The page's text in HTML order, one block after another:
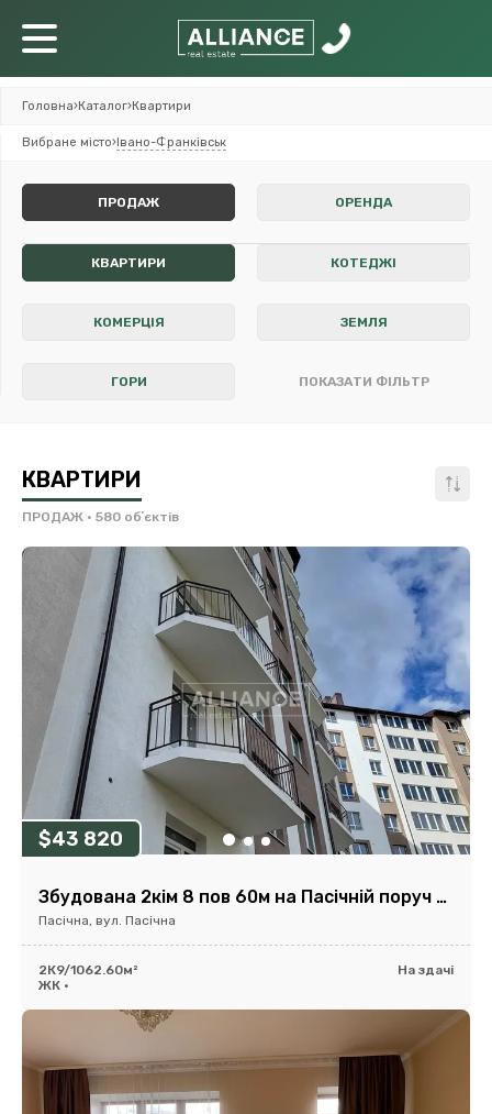
Головна›Каталог›Квартири
Вибране місто›Івано-Франківськ
ПРОДАЖ ОРЕНДА
КВАРТИРИ КОТЕДЖІ
КОМЕРЦІЯ ЗЕМЛЯ
ГОРИ ПОКАЗАТИ ФІЛЬТР
КВАРТИРИ
ПРОДАЖ • 580 обʼєктів
$43 820
Збудована 2кім 8 пов 60м на Пасічній поруч обл лікарні біля річки
Пасічна, вул. Пасічна
2К9/1062.60м²
На здачі
ЖК •